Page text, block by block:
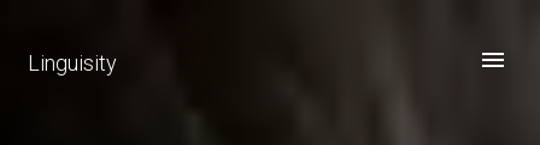
Linguisity